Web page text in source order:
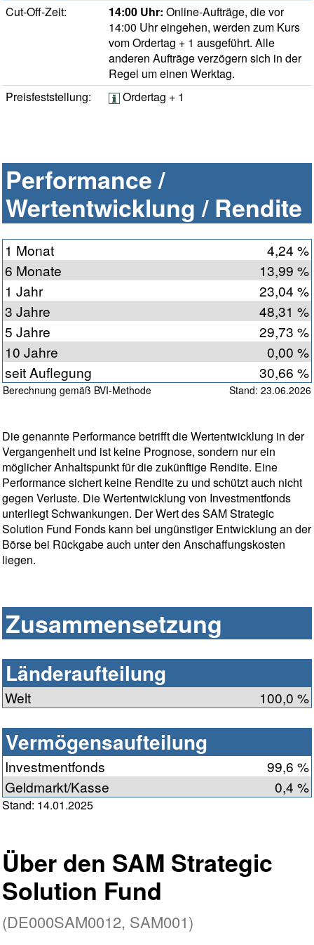
Cut-Off-Zeit:
14:00 Uhr: Online-Aufträge, die vor
14:00 Uhr eingehen, werden zum Kurs
vom Ordertag + 1 ausgeführt. Alle
anderen Aufträge verzögern sich in der
Regel um einen Werktag.
Preisfeststellung:
Ordertag + 1
Performance /
Wertentwicklung / Rendite
1 Monat
4,24 %
6 Monate
13,99 %
1 Jahr
23,04 %
3 Jahre
48,31 %
5 Jahre
29,73 %
10 Jahre
0,00 %
seit Auflegung
30,66 %
Berechnung gemäß BVI-Methode Stand: 23.06.2026
Die genannte Performance betrifft die Wertentwicklung in der
Vergangenheit und ist keine Prognose, sondern nur ein
möglicher Anhaltspunkt für die zukünftige Rendite. Eine
Performance sichert keine Rendite zu und schützt auch nicht
gegen Verluste. Die Wertentwicklung von Investmentfonds
unterliegt Schwankungen. Der Wert des SAM Strategic
Solution Fund Fonds kann bei ungünstiger Entwicklung an der
Börse bei Rückgabe auch unter den Anschaffungskosten
liegen.
Zusammensetzung
Länderaufteilung
Welt 100,0 %
Vermögensaufteilung
Investmentfonds
99,6 %
Geldmarkt/Kasse
0,4 %
Stand: 14.01.2025
Über den SAM Strategic
Solution Fund
(DE000SAM0012, SAM001)